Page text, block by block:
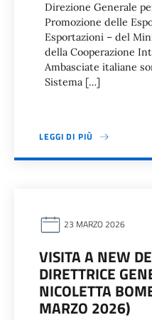
Direzione Generale
Promozione delle
Esportazioni – del
della Cooperazione
Ambasciate italiane
Sistema […]
LEGGI DI PIÙ
23 MARZO 2026
VISITA A NEW
DIRETTRICE
NICOLETTA
MARZO 2026)